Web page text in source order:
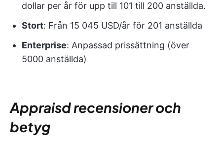
dollar per år för upp till 101 till 200 anställda.
Stort: Från 15 045 USD/år för 201 anställda
Enterprise: Anpassad prissättning (över
5000 anställda)
Appraisd recensioner och
betyg